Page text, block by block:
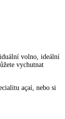
volno, ideální
vychutnat
açaí, nebo si